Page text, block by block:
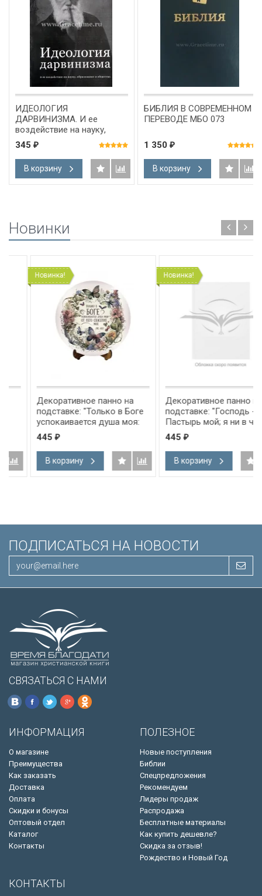
ИДЕОЛОГИЯ
ДАРВИНИЗМА. И ее
воздействие на науку,
образование и общество.
Тематический сборник
345 ₽
В корзину
БИБЛИЯ В СОВРЕМЕННОМ
ПЕРЕВОДЕ МБО 073
1 350 ₽
В корзину
Новинки
Новинка!
Декоративное панно на
подставке: "Только в Боге
успокаивается душа моя:
от Него спасение мое" Пс
₽
В корзину
Новинка!
Декоративное панно на
подставке: "Господь -
Пастырь мой; я ни в чем не
буду нуждаться" Пс 22:1
₽
В корзину
ПОДПИСАТЬСЯ НА НОВОСТИ
СВЯЗАТЬСЯ С НАМИ
ИНФОРМАЦИЯ
О магазине
Преимущества
Как заказать
Доставка
Оплата
Скидки и бонусы
Оптовый отдел
Каталог
Контакты
ПОЛЕЗНОЕ
Новые поступления
Библии
Спецпредложения
Рекомендуем
Лидеры продаж
Распродажа
Бесплатные материалы
Как купить дешевле?
Скидка за отзыв!
Рождество и Новый Год
КОНТАКТЫ